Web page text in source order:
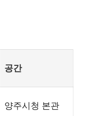
공간
양주시청 본관